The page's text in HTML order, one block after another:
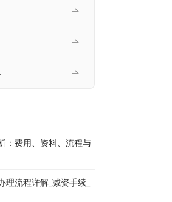
：费用、资料、流程与
流程详解_减资手续_